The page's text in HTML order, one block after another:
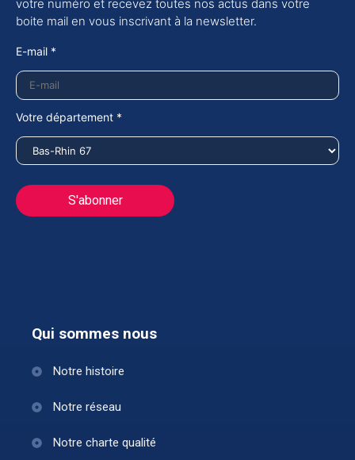
votre numéro et recevez toutes nos actus dans votre
boite mail en vous inscrivant à la newsletter.
E-mail *
Votre département *
Qui sommes nous
Notre histoire
Notre réseau
Notre charte qualité